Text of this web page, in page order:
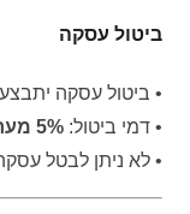
ביטול עסקה
• ביטול עסקה
• דמי ביטול: 5% מערך העסקה או 100 ₪ – הנמוך מביניהם
• לא ניתן לבטל